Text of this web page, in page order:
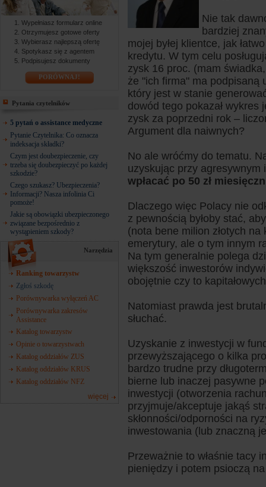
Wypełniasz formularz online
Otrzymujesz gotowe oferty
Wybierasz najlepszą ofertę
Spotykasz się z agentem
Podpisujesz dokumenty
PORÓWNAJ!
Pytania czytelników
5 pytań o assistance medyczne
Pytanie Czytelnika: Co oznacza
indeksacja składki?
Czym jest doubezpieczenie, czy
trzeba się doubezpieczyć po każdej
szkodzie?
Czego szukasz? Ubezpieczenia?
Informacji? Nasza infolinia Ci
pomoże!
Jakie są obowiązki ubezpieczonego
związane bezpośrednio z
wystąpieniem szkody?
Narzędzia
Ranking towarzystw
Zgłoś szkodę
Porównywarka wyłączeń AC
Porównywarka zakresów
Assistance
Katalog towarzystw
Opinie o towarzystwach
Katalog oddziałów ZUS
Katalog oddziałów KRUS
Katalog oddziałów NFZ
więcej
Nie tak
bardziej
mojej byłej klientce, jak
kredytu. W tym celu
zysk 16 proc. (mam świadka,
że "ich firma" ma podpisaną
który jest w stanie
dowód tego pokazał wykres
zysk za poprzedni rok –
Argument dla naiwnych?
No ale wróćmy do tematu.
uzyskując przy agresywnym
wpłacać po 50 zł
Dlaczego więc Polacy nie
z pewnością byłoby stać,
(nota bene milion złotych
emerytury, ale o tym innym
Na tym generalnie polega
większość inwestorów
obojętnie czy to
Natomiast prawda jest
słuchać.
Uzyskanie z inwestycji w
przewyższającego o kilka
bardzo trudne przy
bierne lub inaczej pasywne
inwestycji (otworzenia
przyjmuje/akceptuje jakąś
skłonności/odporności na
inwestowania (lub znaczną
Przeważnie to właśnie tacy
pieniędzy i potem psioczą